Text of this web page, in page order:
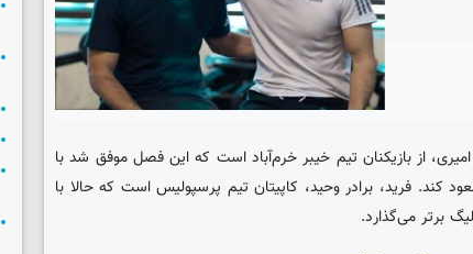
از بازیکنان تیم خیبر خرم‌آباد است که این فصل موفق شد با
کند. فرید، برادر وحید، کاپیتان تیم پرسپولیس است که حالا با
برتر می‌گذارد.